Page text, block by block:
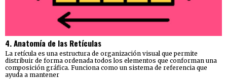
4. Anatomía de las Retículas
La retícula es una estructura de organización visual que permite
distribuir de forma ordenada todos los elementos que conforman una
composición gráfica. Funciona como un sistema de referencia que
ayuda a mantener